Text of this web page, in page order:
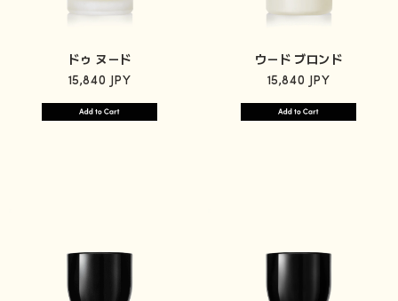
ドゥ ヌード
15,840 JPY
ウード ブロンド
15,840 JPY